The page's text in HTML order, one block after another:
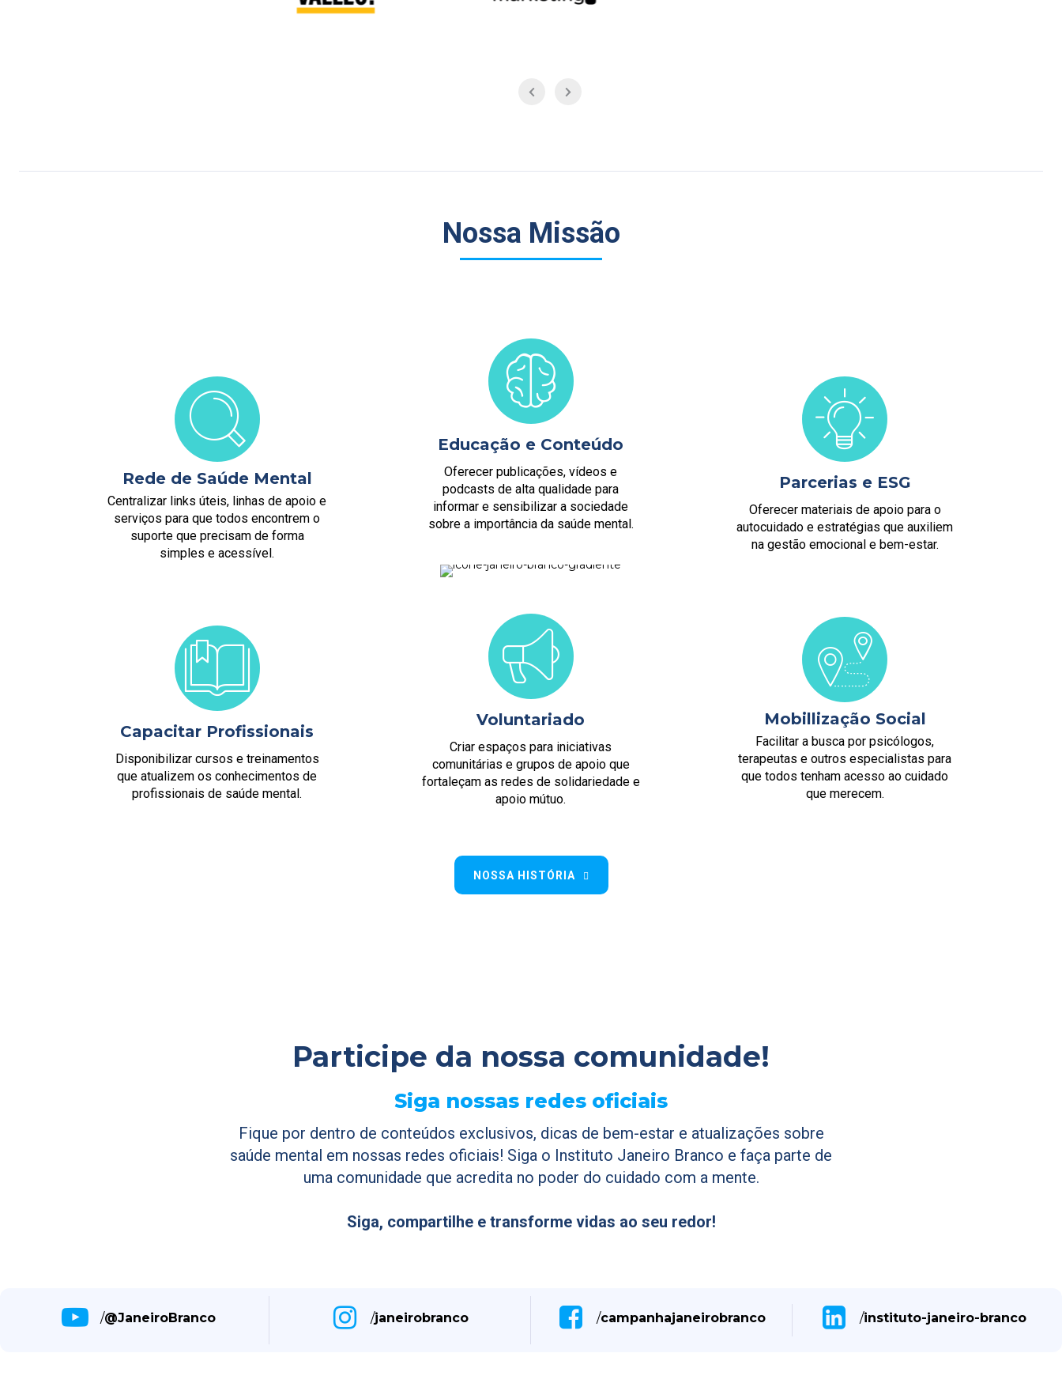
Nossa Missão
Rede de Saúde Mental
Centralizar links úteis, linhas de apoio e
serviços para que todos encontrem o
suporte que precisam de forma
simples e acessível.
Capacitar Profissionais
Disponibilizar cursos e treinamentos
que atualizem os conhecimentos de
profissionais de saúde mental.
Educação e Conteúdo
Oferecer publicações, vídeos e
podcasts de alta qualidade para
informar e sensibilizar a sociedade
sobre a importância da saúde mental.
Voluntariado
Criar espaços para iniciativas
comunitárias e grupos de apoio que
fortaleçam as redes de solidariedade e
apoio mútuo.
Parcerias e ESG
Oferecer materiais de apoio para o
autocuidado e estratégias que auxiliem
na gestão emocional e bem-estar.
Mobillização Social
Facilitar a busca por psicólogos,
terapeutas e outros especialistas para
que todos tenham acesso ao cuidado
que merecem.
NOSSA HISTÓRIA
Participe da nossa comunidade!
Siga nossas redes oficiais
Fique por dentro de conteúdos exclusivos, dicas de bem-estar e atualizações sobre
saúde mental em nossas redes oficiais! Siga o Instituto Janeiro Branco e faça parte de
uma comunidade que acredita no poder do cuidado com a mente.
Siga, compartilhe e transforme vidas ao seu redor!
/@JaneiroBranco /janeirobranco /campanhajaneirobranco /instituto-janeiro-branco